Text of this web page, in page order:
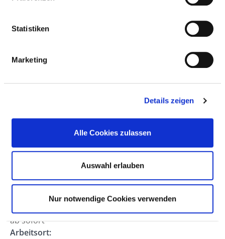
Statistiken
Marketing
Details zeigen
Alle Cookies zulassen
Auswahl erlauben
Nur notwendige Cookies verwenden
Pflegedienst
Sonstige
Arbeitsbeginn:
ab sofort
Arbeitsort: